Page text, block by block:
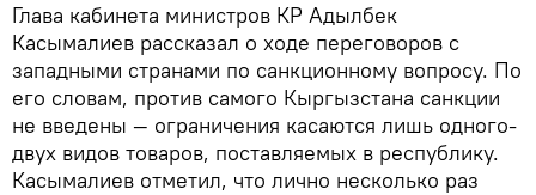
Глава кабинета министров КР Адылбек
Касымалиев рассказал о ходе переговоров с
западными странами по санкционному вопросу. По
его словам, против самого Кыргызстана санкции
не введены — ограничения касаются лишь одного-
двух видов товаров, поставляемых в республику.
Касымалиев отметил, что лично несколько раз